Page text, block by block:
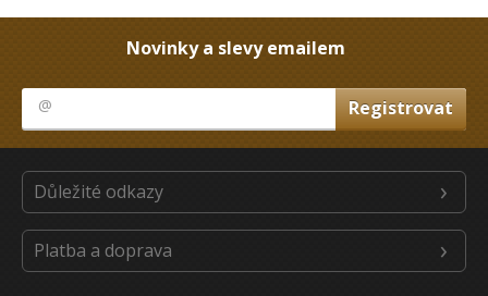
Novinky a slevy emailem
Důležité odkazy
Platba a doprava